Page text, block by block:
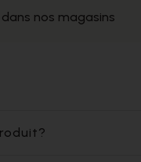
nos magasins